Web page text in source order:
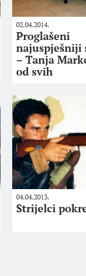
02.04.2014.
Proglašeni
najuspješniji
– Tanja
od svih
04.04.2013.
Strijelci